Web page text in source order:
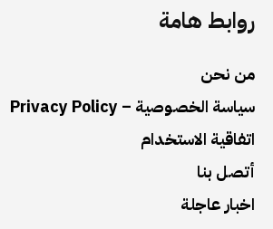
روابط هامة
من نحن
سياسة الخصوصية – Privacy Policy
اتفاقية الاستخدام
أتصل بنا
اخبار عاجلة